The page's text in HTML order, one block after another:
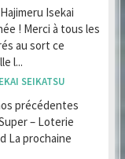
Isekai
! Merci à tous les
au sort ce
l...
SEIKATSU
précédentes
– Loterie
La prochaine